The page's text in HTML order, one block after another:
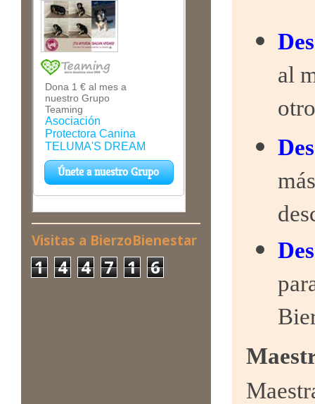
al
Visitas a BierzoBienestar
1 4 4 7 1 6